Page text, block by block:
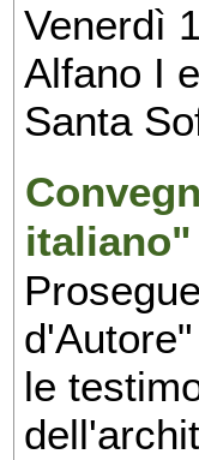
Venerdì
Alfano I
Santa
italiano"
le